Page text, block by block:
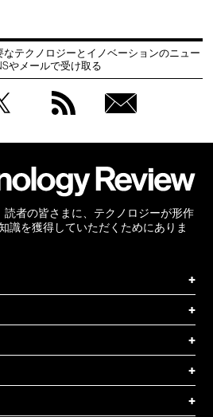
なテクノロジーとイノベーションのニュー
やメールで受け取る
読者の皆さまに、テクノロジーが形作
識を獲得していただくためにありま
+
+
+
+
+